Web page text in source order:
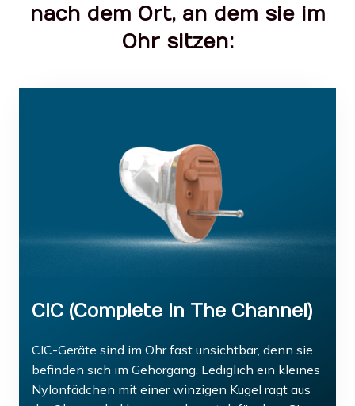
nach dem Ort, an dem sie im
Ohr sitzen:
CIC (Complete In The Channel)
CIC-Geräte sind im Ohr fast unsichtbar, denn sie
befinden sich im Gehörgang. Lediglich ein kleines
Nylonfädchen mit einer winzigen Kugel ragt aus